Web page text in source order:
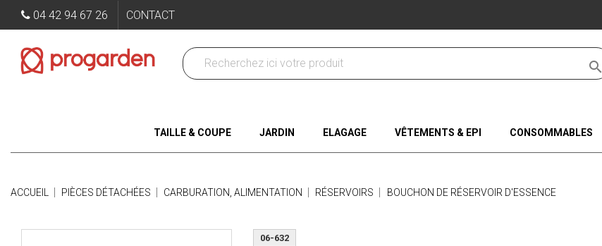
04 42 94 67 26 CONTACT

TAILLE & COUPE JARDIN ELAGAGE VÊTEMENTS & EPI CONSOMMABLES
ACCUEIL PIÈCES DÉTACHÉES CARBURATION, ALIMENTATION RÉSERVOIRS BOUCHON DE RÉSERVOIR D'ESSENCE
06-632